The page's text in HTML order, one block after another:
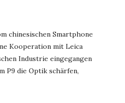
chinesischen Smartphone
Kooperation mit Leica
Industrie eingegangen
P9 die Optik schärfen,